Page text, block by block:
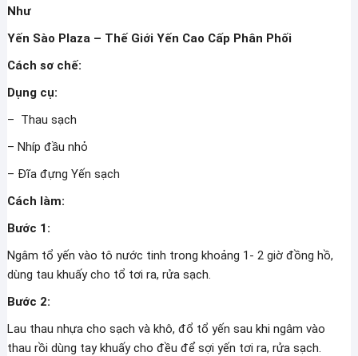
Như
Yến Sào Plaza – Thế Giới Yến Cao Cấp Phân Phối
Cách sơ chế:
Dụng cụ:
– Thau sạch
– Nhíp đầu nhỏ
– Đĩa đựng Yến sạch
Cách làm:
Bước 1:
Ngâm tổ yến vào tô nước tinh trong khoảng 1- 2 giờ đồng hồ,
dùng tau khuấy cho tổ tơi ra, rửa sạch.
Bước 2:
Lau thau nhựa cho sạch và khô, đổ tổ yến sau khi ngâm vào
thau rồi dùng tay khuấy cho đều để sợi yến tơi ra, rửa sạch.